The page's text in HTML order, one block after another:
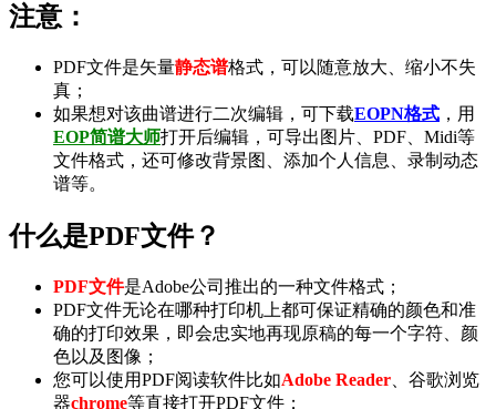
注意：
PDF文件是矢量静态谱格式，可以随意放大、缩小不失
真；
如果想对该曲谱进行二次编辑，可下载EOPN格式 ，用
EOP简谱大师打开后编辑，可导出 图片 PDF Midi等
文件格式，还可修改背景图、添加个人信息、录制 动态
谱等。
什么是PDF文件？
PDF文件是Adobe公司推出的一种文件格式；
PDF文件无论在哪种打印机上都可保证精确的颜色和准
确的打印效果，即会忠实地再现原稿的每一个字符、颜
色以及图像；
您可以使用PDF阅读软件比如Adobe Reader 、谷歌浏览
器chrome等直接打开PDF文件；